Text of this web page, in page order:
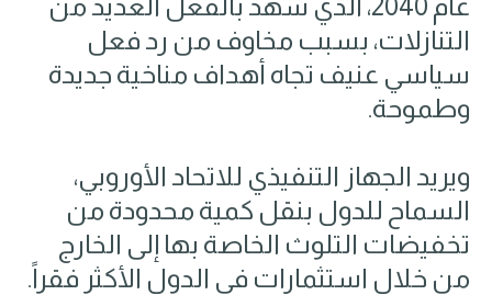
عام 2040، الذي شهد بالفعل العديد من
التنازلات، بسبب مخاوف من رد فعل
سياسي عنيف تجاه أهداف مناخية جديدة
وطموحة.
ويريد الجهاز التنفيذي للاتحاد الأوروبي،
السماح للدول بنقل كمية محدودة من
تخفيضات التلوث الخاصة بها إلى الخارج
من خلال استثمارات في الدول الأكثر فقراً.